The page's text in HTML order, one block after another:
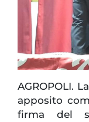
AGROPOLI.
apposito
firma del